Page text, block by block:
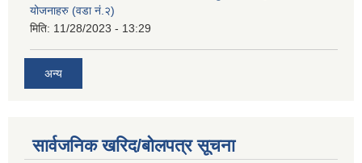
योजनाहरु (वडा नं.२)
मिति: 11/28/2023 - 13:29
अन्य
सार्वजनिक खरिद/बोलपत्र सूचना